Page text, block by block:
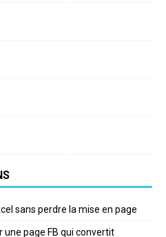
sans perdre la mise en page
page FB qui convertit